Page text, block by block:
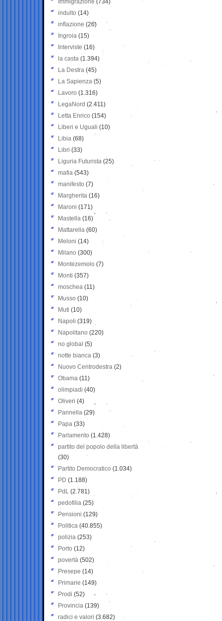
Immigrazione (734)
indulto (14)
inflazione (26)
Ingroia (15)
Interviste (16)
la casta (1.394)
La Destra (45)
La Sapienza (5)
Lavoro (1.316)
LegaNord (2.411)
Letta Enrico (154)
Liberi e Uguali (10)
Libia (68)
Libri (33)
Liguria Futurista (25)
mafia (543)
manifesto (7)
Margherita (16)
Maroni (171)
Mastella (16)
Mattarella (60)
Meloni (14)
Milano (300)
Montezemolo (7)
Monti (357)
moschea (11)
Musso (10)
Muti (10)
Napoli (319)
Napolitano (220)
no global (5)
notte bianca (3)
Nuovo Centrodestra (2)
Obama (11)
olimpiadi (40)
Oliveri (4)
Pannella (29)
Papa (33)
Parlamento (1.428)
partito del popolo della libertà
(30)
Partito Democratico (1.034)
PD (1.188)
PdL (2.781)
pedofilia (25)
Pensioni (129)
Politica (40.855)
polizia (253)
Porto (12)
povertà (502)
Presepe (14)
Primarie (149)
Prodi (52)
Provincia (139)
radici e valori (3.682)